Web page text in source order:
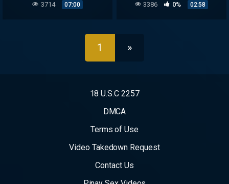
3714 07:00 3386 0% 02:58
1 »
18 U.S.C 2257
DMCA
Terms of Use
Video Takedown Request
Contact Us